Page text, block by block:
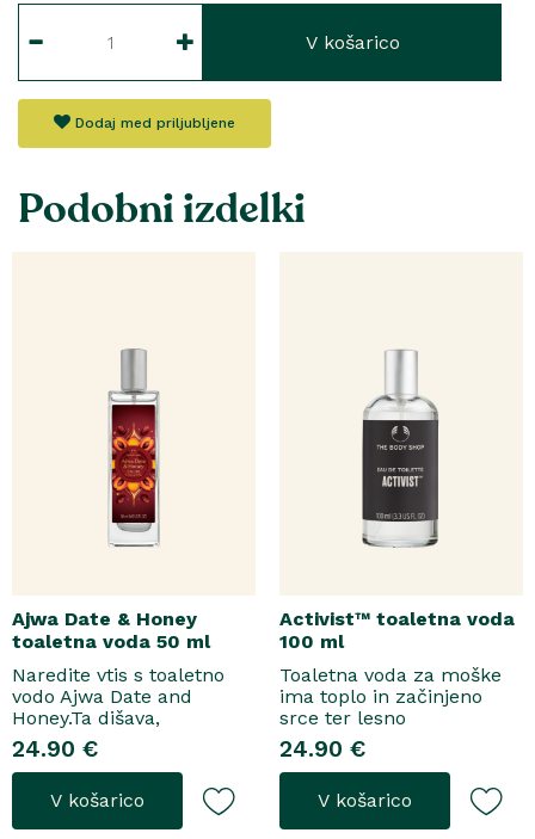
V košarico
Dodaj med priljubljene
Podobni izdelki
Ajwa Date & Honey
toaletna voda 50 ml
Naredite vtis s toaletno
vodo Ajwa Date and
Honey.Ta dišava,
zasnovana tako za
razkošne priložnosti kot
za vsakodnevno nošenje,
se odpre z notami suhega
grozdja, labana in frezije,
24.90 €
V košarico
Activist™ toaletna voda
100 ml
Toaletna voda za moške
ima toplo in začinjeno
srce ter lesno
osnovo.Topel, začinjen
vonjToaletna voda..
24.90 €
V košarico